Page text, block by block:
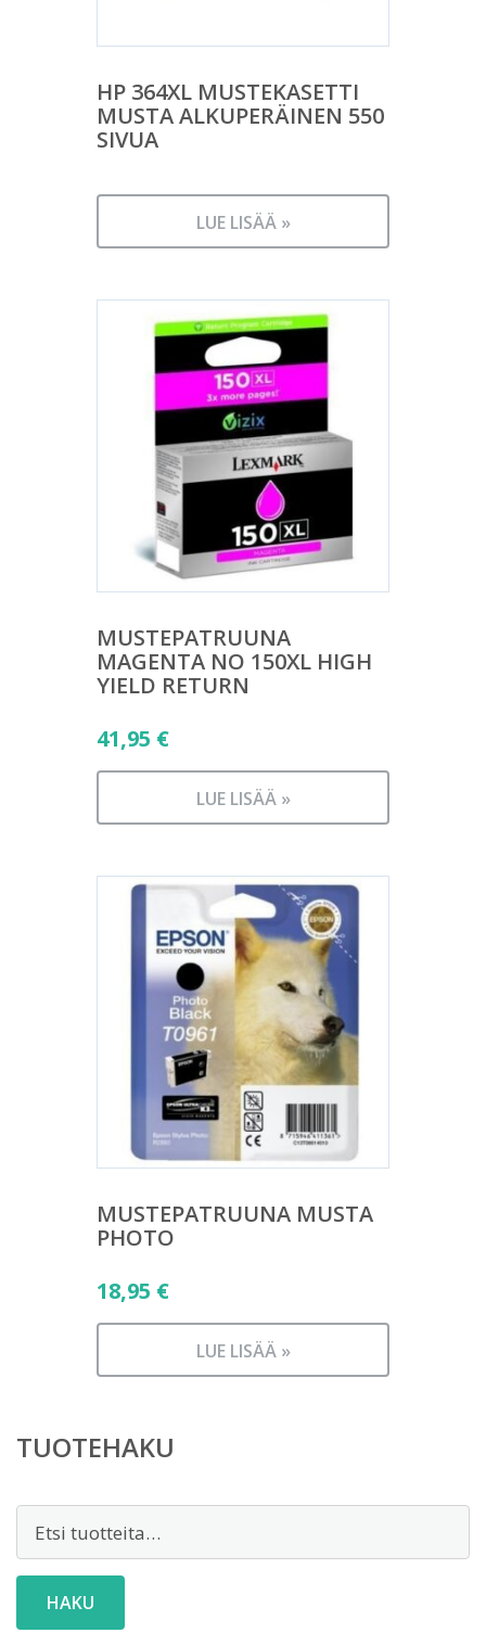
HP 364XL MUSTEKASETTI
MUSTA ALKUPERÄINEN 550
SIVUA
LUE LISÄÄ »
MUSTEPATRUUNA
MAGENTA NO 150XL HIGH
YIELD RETURN
41,95 €
LUE LISÄÄ »
MUSTEPATRUUNA MUSTA
PHOTO
18,95 €
LUE LISÄÄ »
TUOTEHAKU
HAKU